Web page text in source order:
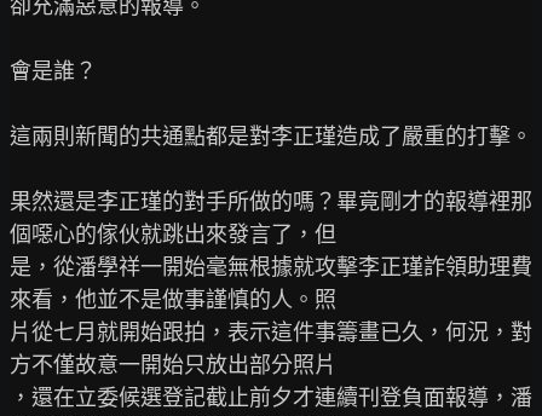
卻充滿惡意的報導。
會是誰？
這兩則新聞的共通點都是對李正瑾造成了嚴重的打擊。
果然還是李正瑾的對手所做的嗎？畢竟剛才的報導裡那
個噁心的傢伙就跳出來發言了，但
是，從潘學祥一開始毫無根據就攻擊李正瑾詐領助理費
來看，他並不是做事謹慎的人。照
片從七月就開始跟拍，表示這件事籌畫已久，何況，對
方不僅故意一開始只放出部分照片
，還在立委候選登記截止前夕才連續刊登負面報導，潘